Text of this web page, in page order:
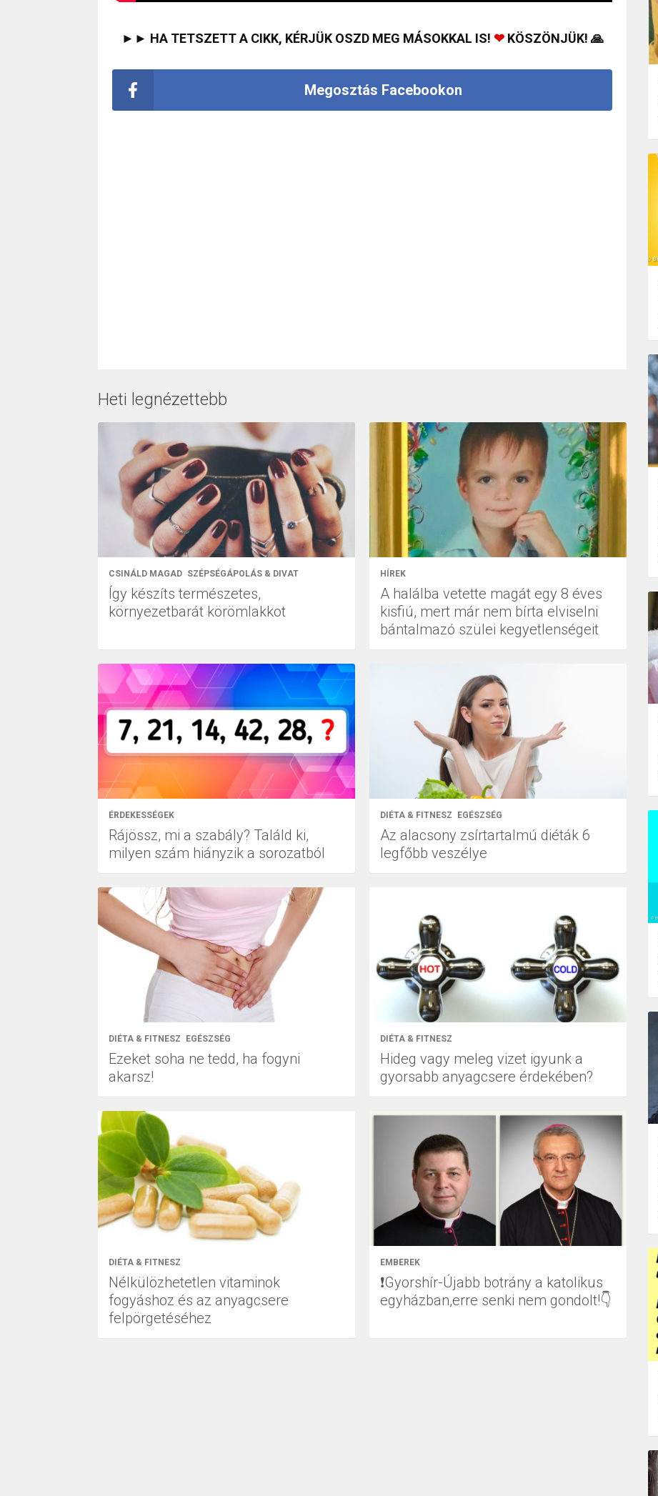
►► HA TETSZETT A CIKK, KÉRJÜK OSZD MEG MÁSOKKAL IS! ❤KÖSZÖNJÜK! 🙏
Megosztás Facebookon
Heti legnézettebb
CSINÁLD MAGAD SZÉPSÉGÁPOLÁS & DIVAT
Így készíts természetes,
környezetbarát körömlakkot
HÍREK
A halálba vetette magát egy 8 éves
kisfiú, mert már nem bírta elviselni
bántalmazó szülei kegyetlenségeit
ÉRDEKESSÉGEK
Rájössz, mi a szabály? Találd ki,
milyen szám hiányzik a sorozatból
DIÉTA & FITNESZ EGÉSZSÉG
Az alacsony zsírtartalmú diéták 6
legfőbb veszélye
DIÉTA & FITNESZ EGÉSZSÉG
Ezeket soha ne tedd, ha fogyni
akarsz!
DIÉTA & FITNESZ
Hideg vagy meleg vizet igyunk a
gyorsabb anyagcsere érdekében?
DIÉTA & FITNESZ
Nélkülözhetetlen vitaminok
fogyáshoz és az anyagcsere
felpörgetéséhez
EMBEREK
❗Gyorshír-Újabb botrány a katolikus
egyházban,erre senki nem gondolt!👇